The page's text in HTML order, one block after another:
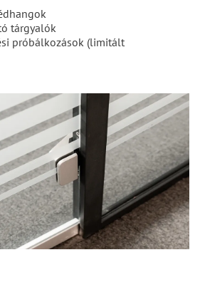
tárgyalók
próbálkozások (limitált